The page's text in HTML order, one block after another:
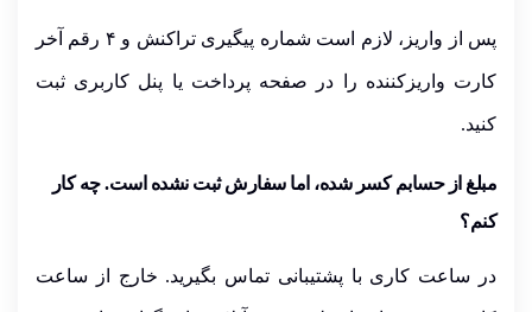
پس از واریز، لازم است شماره پیگیری تراکنش و ۴ رقم آخر
کارت واریزکننده را در صفحه پرداخت یا پنل کاربری ثبت
کنید.
مبلغ از حسابم کسر شده، اما سفارش ثبت نشده است. چه کار
کنم؟
در ساعت کاری با پشتیبانی تماس بگیرید. خارج از ساعت